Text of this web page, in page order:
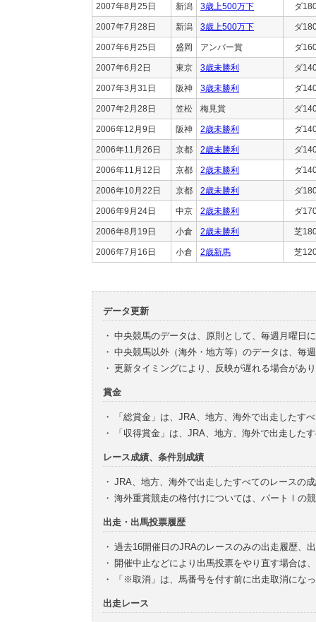
2007年8月25日 新潟 3歳上500万下 ダ
2007年7月28日 新潟 3歳上500万下 ダ
2007年6月25日 盛岡 アンバー賞 ダ
2007年6月2日 東京 3歳未勝利 ダ
2007年3月31日 阪神 3歳未勝利 ダ
2007年2月28日 笠松 梅見賞 ダ
2006年12月9日 阪神 2歳未勝利 ダ
2006年11月26日 京都 2歳未勝利 ダ
2006年11月12日 京都 2歳未勝利 ダ
2006年10月22日 京都 2歳未勝利 ダ
2006年9月24日 中京 2歳未勝利 ダ
2006年8月19日 小倉 2歳未勝利 芝
2006年7月16日 小倉 2歳新馬 芝
データ更新
・ 中央競馬のデータは、原則として、毎週月曜日
・ 中央競馬以外（海外・地方等）のデータは、毎
・ 更新タイミングにより、反映が遅れる場合があ
賞金
・
「総賞金」は、JRA、地方、海外で出走したす
・
「収得賞金」は、JRA、地方、海外で出走した
レース成績、条件別成績
・ JRA、地方、海外で出走したすべてのレースの
・ 海外重賞競走の格付けについては、パートⅠの
出走・出馬投票履歴
・ 過去16開催日のJRAのレースのみの出走履歴、
・ 開催中止などにより出馬投票をやり直す場合は
・
「※取消」は、馬番号を付す前に出走取消にな
出走レース